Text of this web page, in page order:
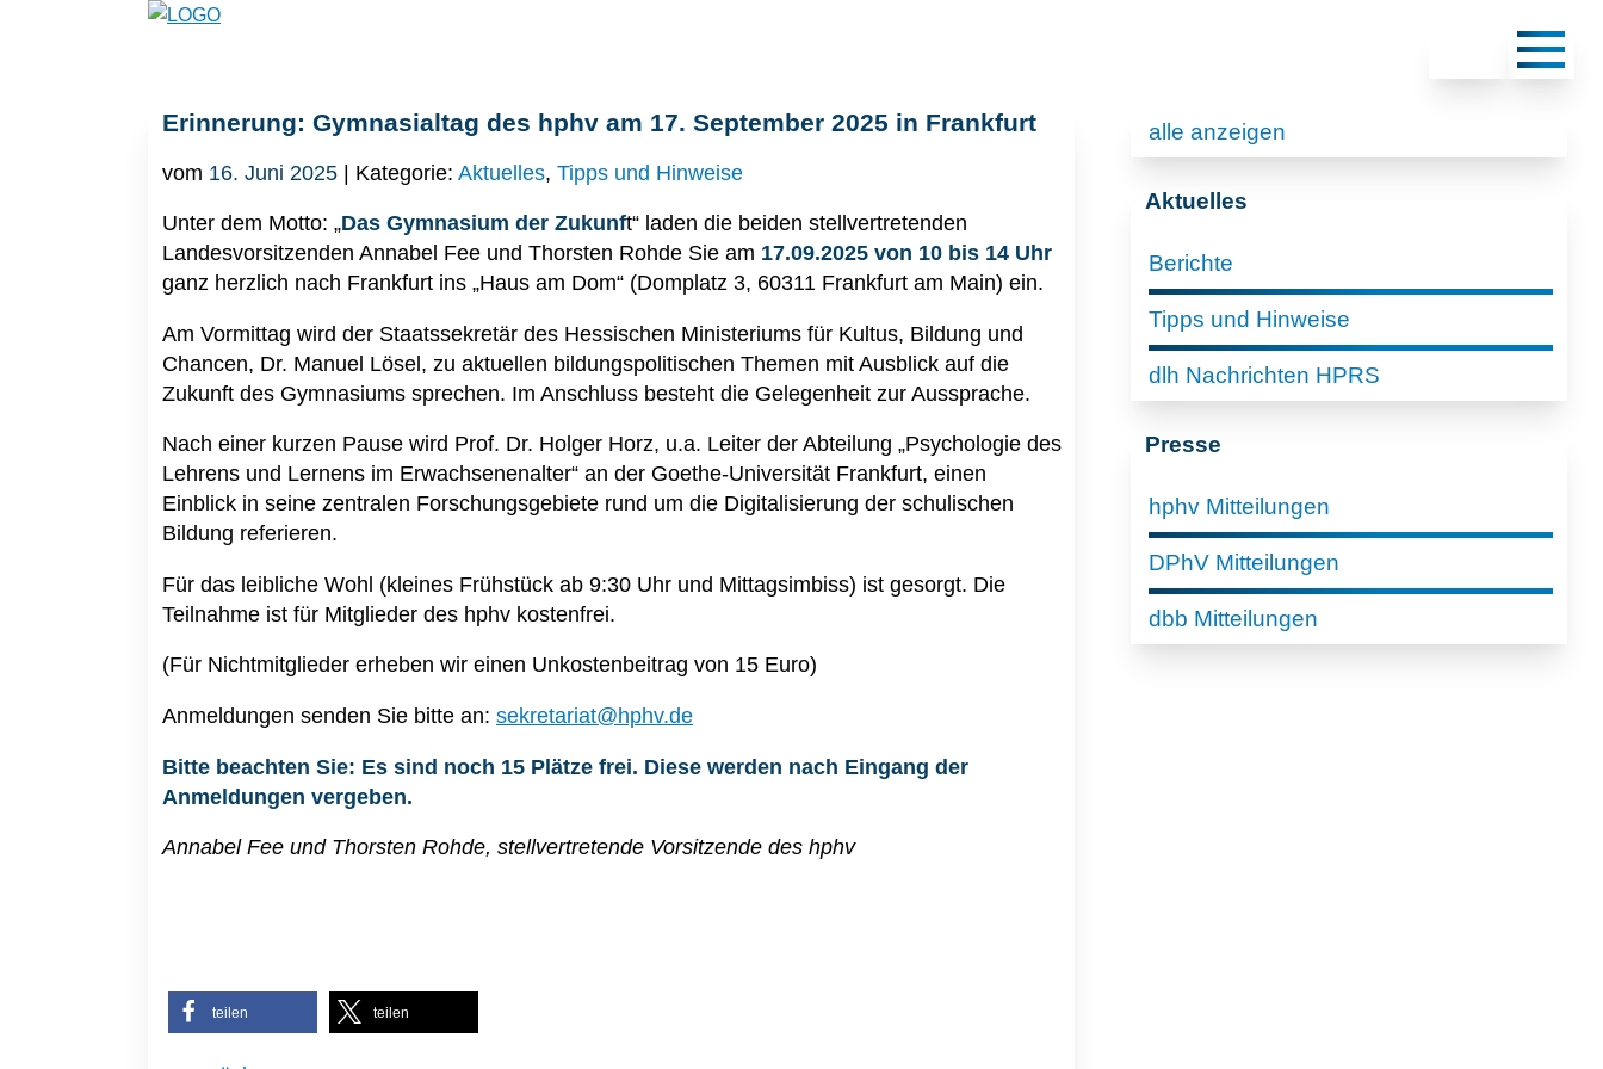
Erinnerung: Gymnasialtag des hphv am 17. September 2025 in Frankfurt
vom 16. Juni 2025 | Kategorie: Aktuelles, Tipps und Hinweise
Unter dem Motto: „Das Gymnasium der Zukunft“ laden die beiden stellvertretenden
Landesvorsitzenden Annabel Fee und Thorsten Rohde Sie am 17.09.2025 von 10 bis 14 Uhr
ganz herzlich nach Frankfurt ins „Haus am Dom“ (Domplatz 3, 60311 Frankfurt am Main) ein.
Am Vormittag wird der Staatssekretär des Hessischen Ministeriums für Kultus, Bildung und
Chancen, Dr. Manuel Lösel, zu aktuellen bildungspolitischen Themen mit Ausblick auf die
Zukunft des Gymnasiums sprechen. Im Anschluss besteht die Gelegenheit zur Aussprache.
Nach einer kurzen Pause wird Prof. Dr. Holger Horz, u.a. Leiter der Abteilung „Psychologie des
Lehrens und Lernens im Erwachsenenalter“ an der Goethe-Universität Frankfurt, einen
Einblick in seine zentralen Forschungsgebiete rund um die Digitalisierung der schulischen
Bildung referieren.
Für das leibliche Wohl (kleines Frühstück ab 9:30 Uhr und Mittagsimbiss) ist gesorgt. Die
Teilnahme ist für Mitglieder des hphv kostenfrei.
(Für Nichtmitglieder erheben wir einen Unkostenbeitrag von 15 Euro)
Anmeldungen senden Sie bitte an: sekretariat@hphv.de
Bitte beachten Sie: Es sind noch 15 Plätze frei. Diese werden nach Eingang der
Anmeldungen vergeben.
Annabel Fee und Thorsten Rohde, stellvertretende Vorsitzende des hphv
teilen teilen
alle anzeigen
Aktuelles
Berichte
Tipps und Hinweise
dlh Nachrichten HPRS
Presse
hphv Mitteilungen
DPhV Mitteilungen
dbb Mitteilungen